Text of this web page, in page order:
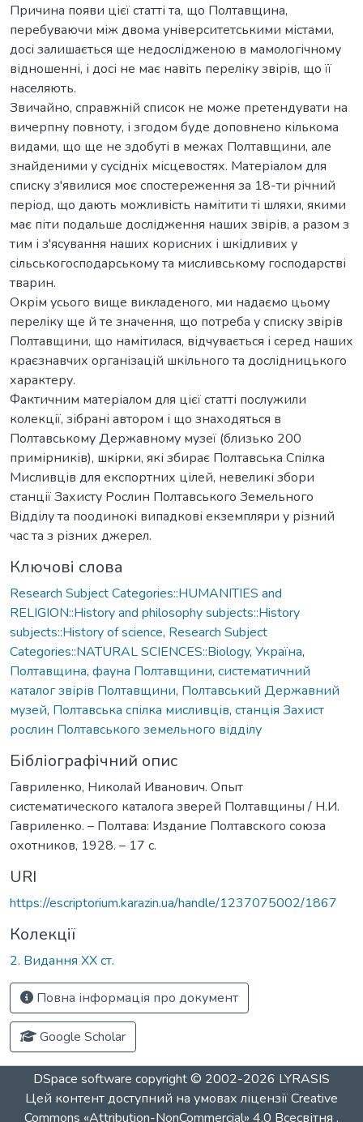
Причина появи цієї статті та, що Полтавщина,
перебуваючи між двома університетськими містами,
досі залишається ще недослідженою в мамологічному
відношенні, і досі не має навіть переліку звірів, що її
населяють.
Звичайно, справжній список не може претендувати на
вичерпну повноту, і згодом буде доповнено кількома
видами, що ще не здобуті в межах Полтавщини, але
знайденими у сусідніх місцевостях. Матеріалом для
списку з'явилися моє спостереження за 18-ти річний
період, що дають можливість намітити ті шляхи, якими
має піти подальше дослідження наших звірів, а разом з
тим і з'ясування наших корисних і шкідливих у
сільськогосподарському та мисливському господарстві
тварин.
Окрім усього вище викладеного, ми надаємо цьому
переліку ще й те значення, що потреба у списку звірів
Полтавщини, що намітилася, відчувається і серед наших
краєзнавчих організацій шкільного та дослідницького
характеру.
Фактичним матеріалом для цієї статті послужили
колекції, зібрані автором і що знаходяться в
Полтавському Державному музеї (близько 200
примірників), шкірки, які збирає Полтавська Спілка
Мисливців для експортних цілей, невеликі збори
станції Захисту Рослин Полтавського Земельного
Відділу та поодинокі випадкові екземпляри у різний
час та з різних джерел.
Ключові слова
Research Subject Categories::HUMANITIES and
RELIGION::History and philosophy subjects::History
subjects::History of science, Research Subject
Categories::NATURAL SCIENCES::Biology, Україна,
Полтавщина, фауна Полтавщини, систематичний
каталог звірів Полтавщини, Полтавський Державний
музей, Полтавська спілка мисливців, станція Захист
рослин Полтавського земельного відділу
Бібліографічний опис
Гавриленко, Николай Иванович. Опыт
систематического каталога зверей Полтавщины / Н.И.
Гавриленко. – Полтава: Издание Полтавского союза
охотников, 1928. – 17 с.
URI
https://escriptorium.karazin.ua/handle/1237075002/1867
Колекції
2. Видання ХХ ст.
Повна інформація про документ
Google Scholar
DSpace software copyright © 2002-2026 LYRASIS
Цей контент доступний на умовах ліцензіїCreative
Commons «Attribution-NonCommercial» 4.0 Всесвітня .